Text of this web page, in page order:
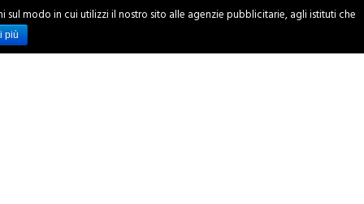
INCHIESTE
modo in cui utilizzi il nostro sito alle agenzie pubblicitarie, agli istituti che
più